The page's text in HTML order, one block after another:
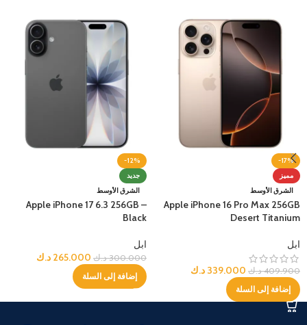
-17%
مميز
الشرق الأوسط
Apple iPhone 16 Pro Max 256GB
Desert Titanium
ابل
409.900 د.ك 339.000 د.ك
إضافة إلى السلة
-12%
جديد
الشرق الأوسط
Apple iPhone 17 6.3 256GB –
Black
ابل
300.000 د.ك 265.000 د.ك
إضافة إلى السلة